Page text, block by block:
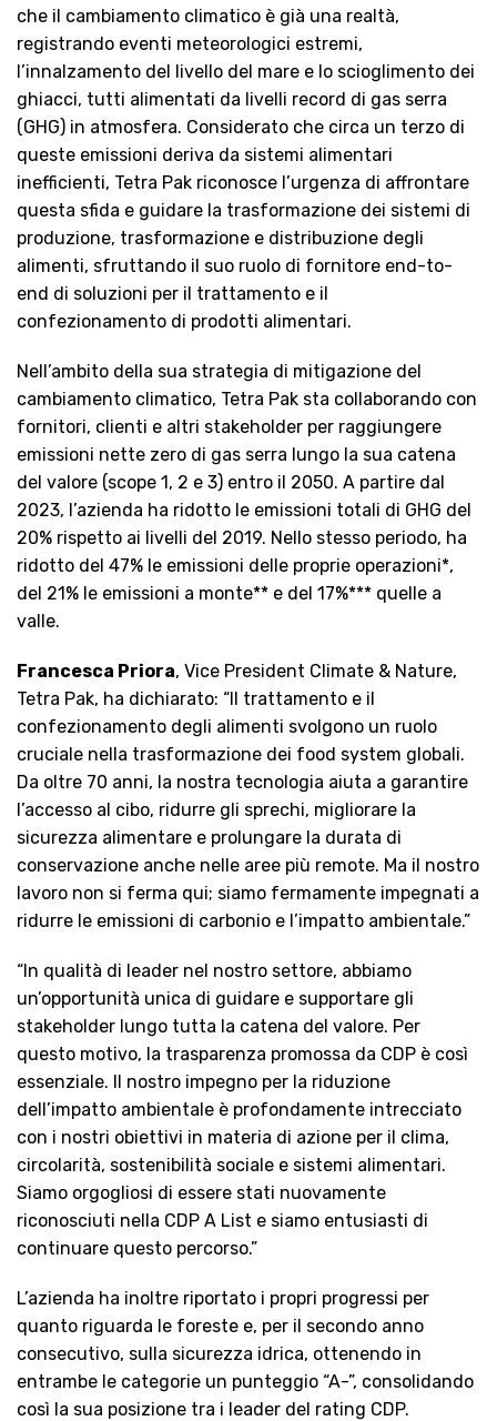
che il cambiamento climatico è già una realtà,
registrando eventi meteorologici estremi,
l’innalzamento del livello del mare e lo scioglimento dei
ghiacci, tutti alimentati da livelli record di gas serra
(GHG) in atmosfera. Considerato che circa un terzo di
queste emissioni deriva da sistemi alimentari
inefficienti, Tetra Pak riconosce l’urgenza di affrontare
questa sfida e guidare la trasformazione dei sistemi di
produzione, trasformazione e distribuzione degli
alimenti, sfruttando il suo ruolo di fornitore end-to-
end di soluzioni per il trattamento e il
confezionamento di prodotti alimentari.
Nell’ambito della sua strategia di mitigazione del
cambiamento climatico, Tetra Pak sta collaborando con
fornitori, clienti e altri stakeholder per raggiungere
emissioni nette zero di gas serra lungo la sua catena
del valore (scope 1, 2 e 3) entro il 2050. A partire dal
2023, l’azienda ha ridotto le emissioni totali di GHG del
20% rispetto ai livelli del 2019. Nello stesso periodo, ha
ridotto del 47% le emissioni delle proprie operazioni*,
del 21% le emissioni a monte** e del 17%*** quelle a
valle.
Francesca Priora, Vice President Climate & Nature,
Tetra Pak, ha dichiarato: “Il trattamento e il
confezionamento degli alimenti svolgono un ruolo
cruciale nella trasformazione dei food system globali.
Da oltre 70 anni, la nostra tecnologia aiuta a garantire
l’accesso al cibo, ridurre gli sprechi, migliorare la
sicurezza alimentare e prolungare la durata di
conservazione anche nelle aree più remote. Ma il nostro
lavoro non si ferma qui; siamo fermamente impegnati a
ridurre le emissioni di carbonio e l’impatto ambientale.”
“In qualità di leader nel nostro settore, abbiamo
un’opportunità unica di guidare e supportare gli
stakeholder lungo tutta la catena del valore. Per
questo motivo, la trasparenza promossa da CDP è così
essenziale. Il nostro impegno per la riduzione
dell’impatto ambientale è profondamente intrecciato
con i nostri obiettivi in materia di azione per il clima,
circolarità, sostenibilità sociale e sistemi alimentari.
Siamo orgogliosi di essere stati nuovamente
riconosciuti nella CDP A List e siamo entusiasti di
continuare questo percorso.”
L’azienda ha inoltre riportato i propri progressi per
quanto riguarda le foreste e, per il secondo anno
consecutivo, sulla sicurezza idrica, ottenendo in
entrambe le categorie un punteggio “A-”, consolidando
così la sua posizione tra i leader del rating CDP.